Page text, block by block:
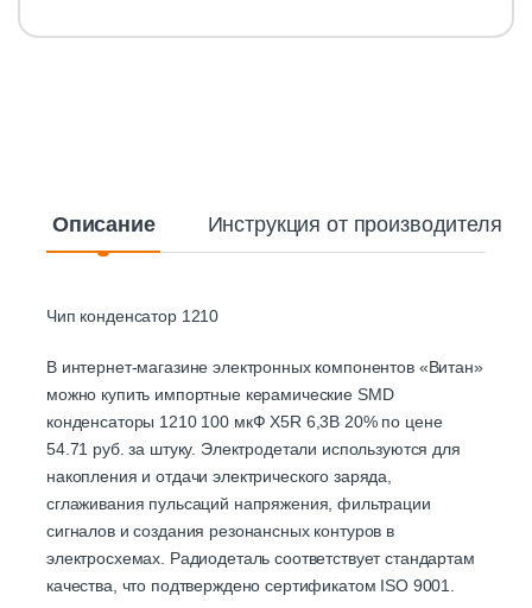
Описание Инструкция от производителя
Чип конденсатор 1210
В интернет-магазине электронных компонентов «Витан»
можно купить импортные керамические SMD
конденсаторы 1210 100 мкФ X5R 6,3В 20% по цене
54.71 руб. за штуку. Электродетали используются для
накопления и отдачи электрического заряда,
сглаживания пульсаций напряжения, фильтрации
сигналов и создания резонансных контуров в
электросхемах. Радиодеталь соответствует стандартам
качества, что подтверждено сертификатом ISO 9001.